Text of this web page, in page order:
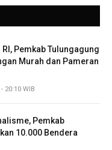
Pemkab Tulungagung
Murah dan Pameran
20:10 WIB
Pemkab
10.000 Bendera